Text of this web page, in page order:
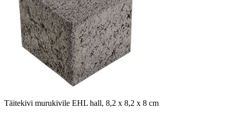
Täitekivi murukivile EHL hall, 8,2 x 8,2 x 8 cm